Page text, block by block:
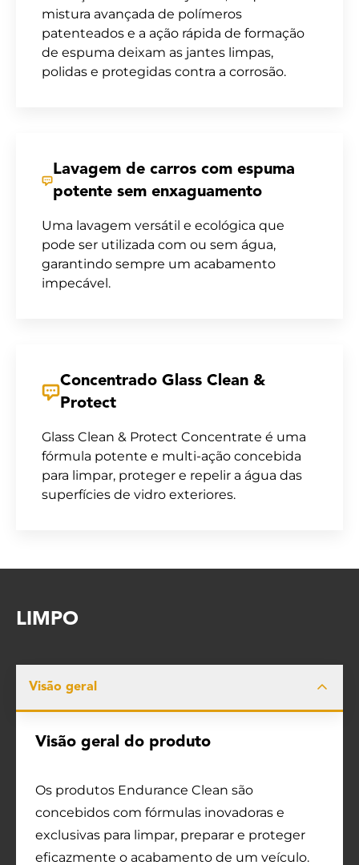
mistura avançada de polímeros
patenteados e a ação rápida de formação
de espuma deixam as jantes limpas,
polidas e protegidas contra a corrosão.
Lavagem de carros com espuma
potente sem enxaguamento
Uma lavagem versátil e ecológica que
pode ser utilizada com ou sem água,
garantindo sempre um acabamento
impecável.
Concentrado Glass Clean &
Protect
Glass Clean & Protect Concentrate é uma
fórmula potente e multi-ação concebida
para limpar, proteger e repelir a água das
superfícies de vidro exteriores.
LIMPO
Visão geral
Visão geral do produto
Os produtos Endurance Clean são
concebidos com fórmulas inovadoras e
exclusivas para limpar, preparar e proteger
eficazmente o acabamento de um veículo.